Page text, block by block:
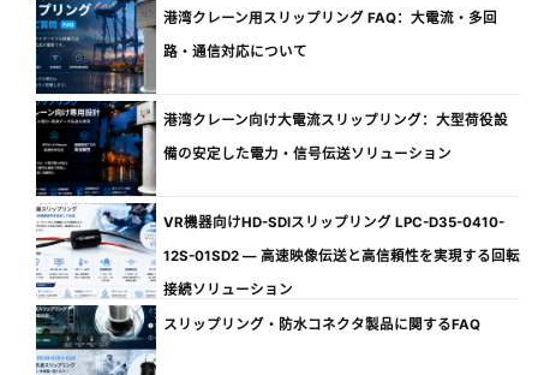
港湾クレーン用スリップリング FAQ：大電流・多回
路・通信対応について
港湾クレーン向け大電流スリップリング：大型荷役設
備の安定した電力・信号伝送ソリューション
VR機器向けHD-SDIスリップリング LPC-D35-0410-
12S-01SD2 ― 高速映像伝送と高信頼性を実現する回転
接続ソリューション
スリップリング・防水コネクタ製品に関するFAQ